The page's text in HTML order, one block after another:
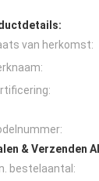
van herkomst:
& Verzenden
bestelaantal: